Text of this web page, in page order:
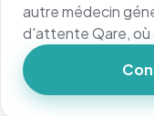
autre médecin
d'attente Qare, où